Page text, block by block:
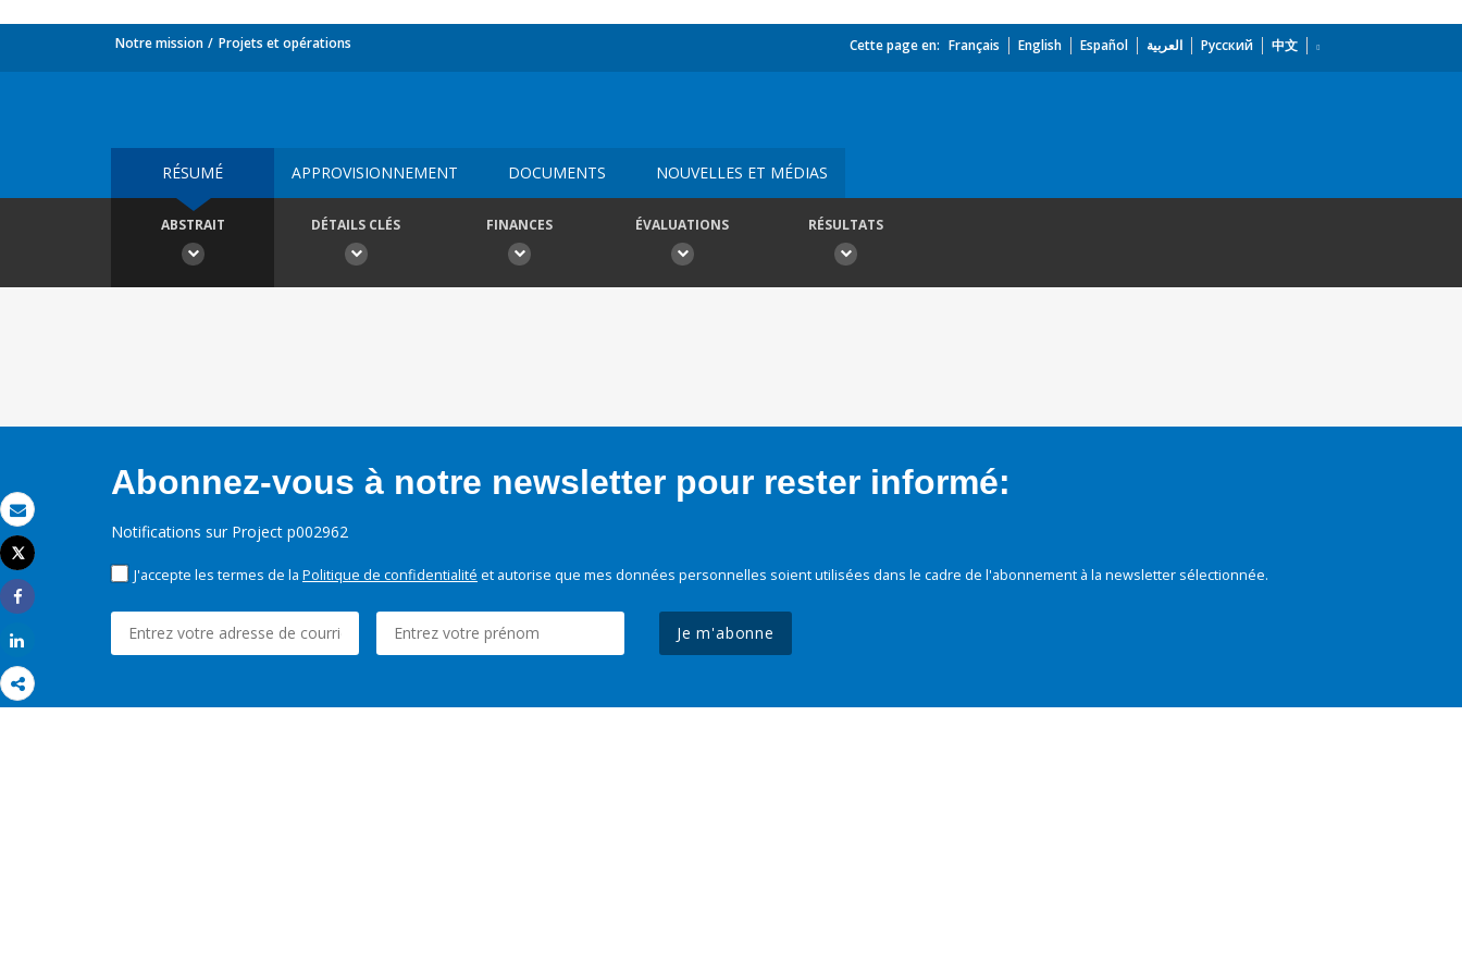
Email
Imprimer
Tweet
Share
Notre mission Projets et opérations Cette page en: Français English Español العربية Русский 中文
RÉSUMÉ APPROVISIONNEMENT DOCUMENTS NOUVELLES ET MÉDIAS
ABSTRAIT DÉTAILS CLÉS FINANCES ÉVALUATIONS RÉSULTATS
Abonnez-vous à notre newsletter pour rester informé:
Notifications sur Project p002962
J'accepte les termes de la Politique de confidentialité et autorise que mes données personnelles soient utilisées dans le cadre de l'abonnement à la newsletter sélectionnée.
Je m'abonne